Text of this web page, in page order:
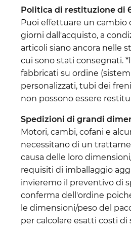
Politica di restituzione di
Puoi effettuare un cambio
giorni dall'acquisto, a
articoli siano ancora nelle
cui sono stati consegnati.
fabbricati su ordine
personalizzati, tubi dei
non possono essere
Spedizioni di grandi
Motori, cambi, cofani e
necessitano di un
causa delle loro
requisiti di imballaggio
invieremo il preventivo di
conferma dell'ordine
le dimensioni/peso del
per calcolare esatti costi di